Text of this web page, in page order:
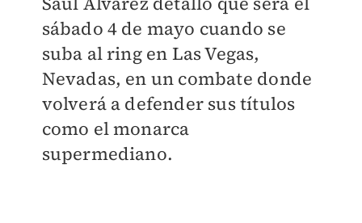
sábado 4 de mayo cuando se
suba al ring en Las Vegas,
Nevadas, en un combate donde
volverá a defender sus títulos
como el monarca
supermediano.